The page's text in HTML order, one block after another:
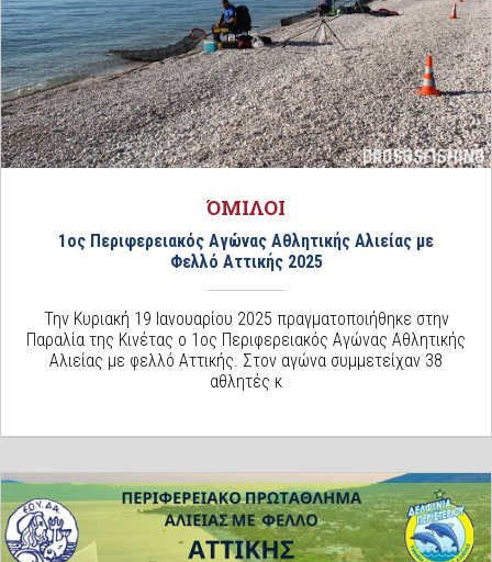
ΌΜΙΛΟΙ
1ος Περιφερειακός Αγώνας Αθλητικής Αλιείας με
Φελλό Αττικής 2025
Την Κυριακή 19 Ιανουαρίου 2025 πραγματοποιήθηκε στην
Παραλία της Κινέτας ο 1ος Περιφερειακός Αγώνας Αθλητικής
Αλιείας με φελλό Αττικής. Στον αγώνα συμμετείχαν 38
αθλητές κ